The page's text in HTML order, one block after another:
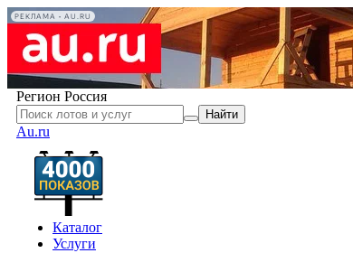
РЕКЛАМА • AU.RU
Регион Россия
Найти
Au.ru
Каталог
Услуги